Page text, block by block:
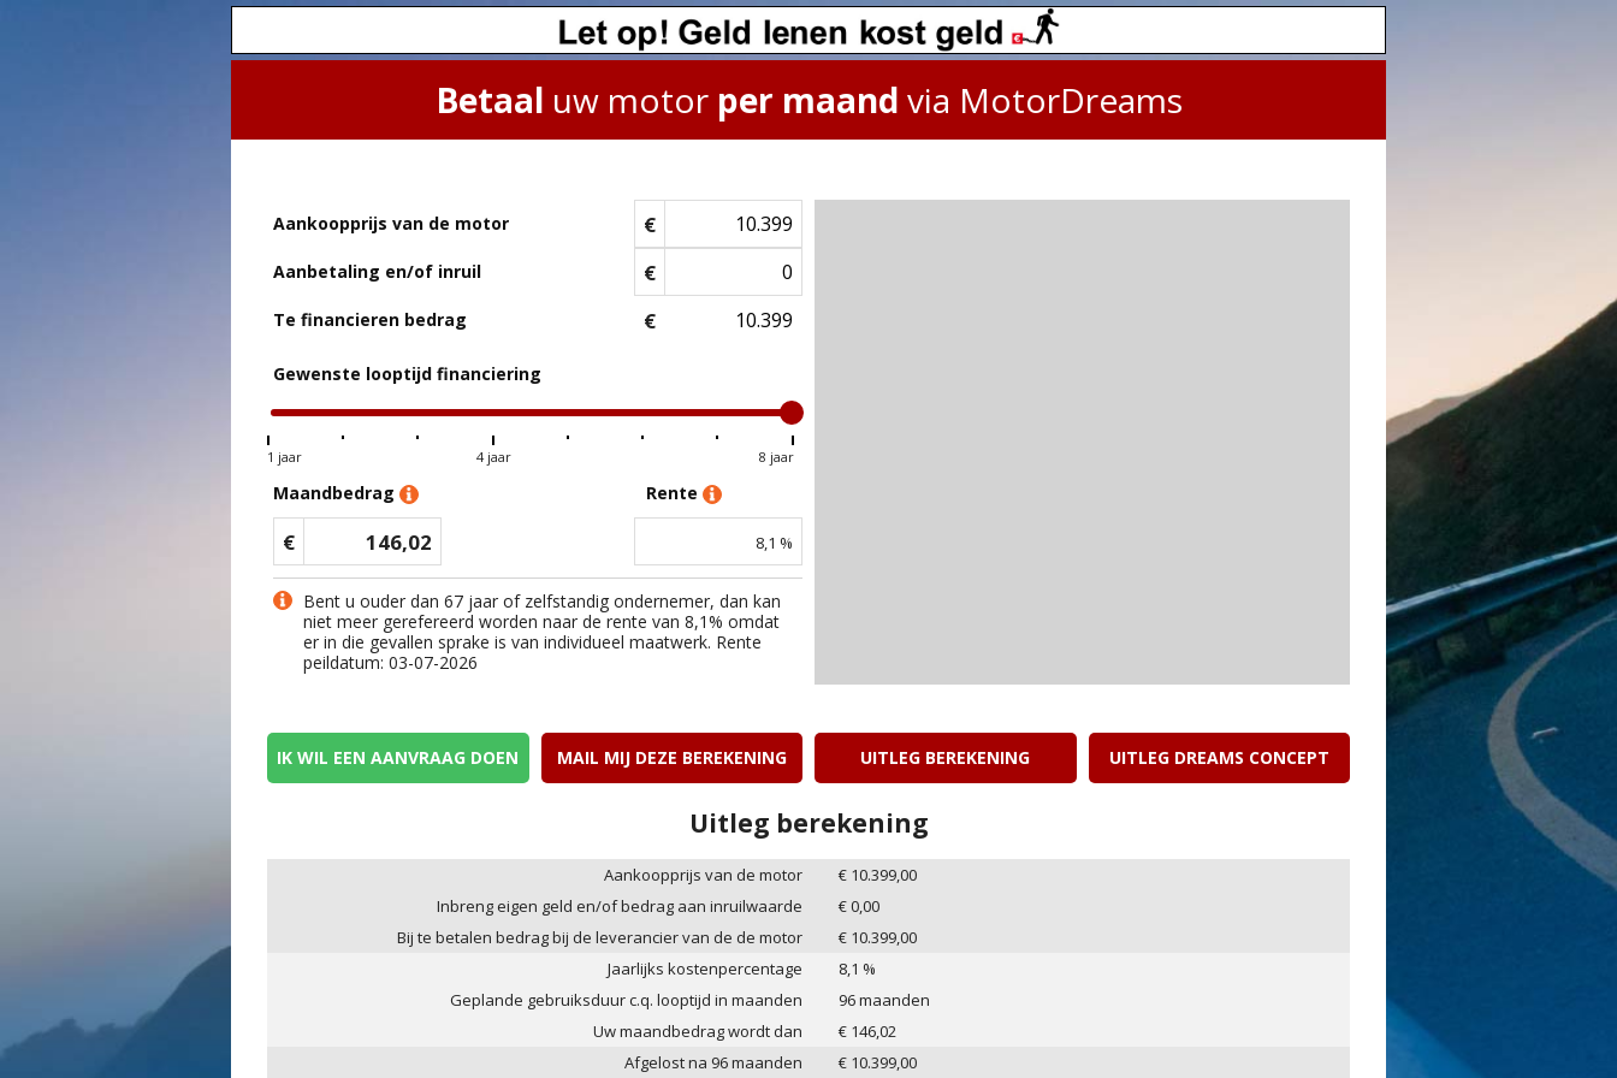
Betaal uw motor per maand via MotorDreams
Aankoopprijs van de motor €
Aanbetaling en/of inruil €
Te financieren bedrag €
Gewenste looptijd financiering
1 jaar 4 jaar 8 jaar
Maandbedrag
€ 146,02
Rente
8,1 %
Bent u ouder dan 67 jaar of zelfstandig ondernemer, dan kan
niet meer gerefereerd worden naar de rente van 8,1% omdat
er in die gevallen sprake is van individueel maatwerk. Rente
peildatum: 03-07-2026
IK WIL EEN AANVRAAG DOEN MAIL MIJ DEZE BEREKENING UITLEG BEREKENING UITLEG DREAMS CONCEPT
Uitleg berekening
Aankoopprijs van de motor € 10.399,00
Inbreng eigen geld en/of bedrag aan inruilwaarde
€0,00
Bij te betalen bedrag bij de leverancier van de de motor
€ 10.399,00
Jaarlijks kostenpercentage
8,1 %
Geplande gebruiksduur c.q. looptijd in maanden
96maanden
Uw maandbedrag wordt dan
€ 146,02
Afgelost na 96maanden € 10.399,00